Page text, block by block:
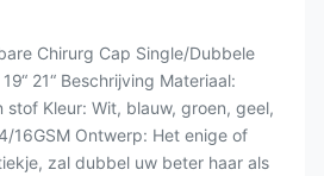
Chirurg Cap Single/Dubbele
21“ Beschrijving Materiaal:
stof Kleur: Wit, blauw, groen, geel,
16GSM Ontwerp: Het enige of
zal dubbel uw beter haar als